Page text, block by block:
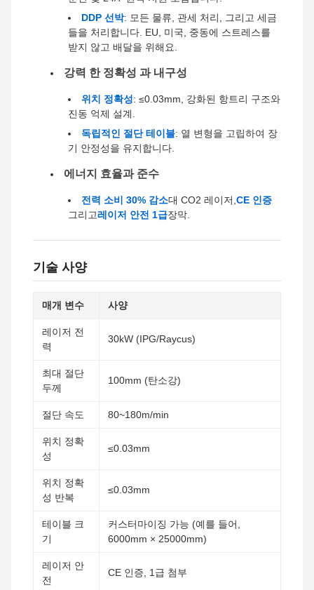
DDP 선박: 모든 물류, 관세 처리, 그리고 세금
들을 처리합니다. EU, 미국, 중동에 스트레스를
받지 않고 배달을 위해요.
강력 한 정확성 과 내구성
위치 정확성: ≤0.03mm, 강화된 항트리 구조와
진동 억제 설계.
독립적인 절단 테이블: 열 변형을 고립하여 장
기 안정성을 유지합니다.
에너지 효율과 준수
전력 소비 30% 감소대 CO2 레이저, CE 인증
그리고레이저 안전 1급장막.
기술 사양
매개 변수 사양
레이저 전
력
30kW (IPG/Raycus)
최대 절단
두께
100mm (탄소강)
절단 속도 80~180m/min
위치 정확
성
≤0.03mm
위치 정확
성 반복
≤0.03mm
테이블 크
기
커스터마이징 가능 (예를 들어,
6000mm × 25000mm)
레이저 안
전
CE 인증, 1급 첨부